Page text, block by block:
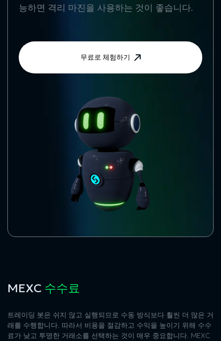
능하면 격리 마진을 사용하는 것이 좋습니다.
무료로 체험하기
MEXC 수수료
트레이딩 봇은 쉬지 않고 실행되므로 수동 방식보다 훨씬 더 많은 거
래를 수행합니다. 따라서 비용을 절감하고 수익을 높이기 위해 수수
료가 낮고 투명한 거래소를 선택하는 것이 매우 중요합니다. MEXC